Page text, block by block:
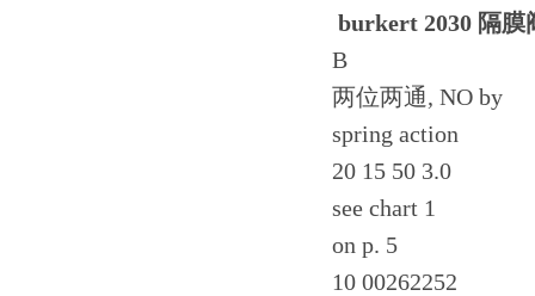
burkert 2030 隔膜
B
两位两通, NO by
spring action
20 15 50 3.0
see chart 1
on p. 5
10 00262252